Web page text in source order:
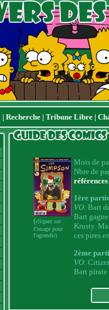
| Recherche| Tribune Libre |
(cliquez sur
l'image pour
l'agrandir)
Mois de
Nbre de
références
1ère
VO: Bart
Bart
Krusty.
ces pires
2ème
VO:
Bart